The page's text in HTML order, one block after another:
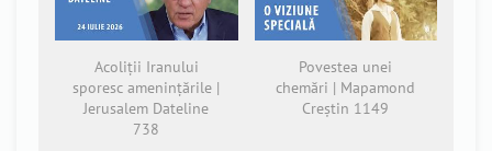
Acoliții Iranului
sporesc amenințările |
Jerusalem Dateline
738
Povestea unei
chemări | Mapamond
Creștin 1149